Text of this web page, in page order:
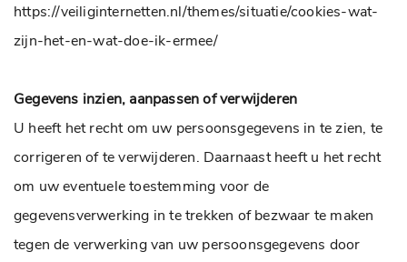
https://veiliginternetten.nl/themes/situatie/cookies-wat-
zijn-het-en-wat-doe-ik-ermee/
Gegevens inzien, aanpassen of verwijderen
U heeft het recht om uw persoonsgegevens in te zien, te
corrigeren of te verwijderen. Daarnaast heeft u het recht
om uw eventuele toestemming voor de
gegevensverwerking in te trekken of bezwaar te maken
tegen de verwerking van uw persoonsgegevens door